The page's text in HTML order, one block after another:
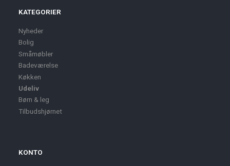
KATEGORIER
Nyheder
Bolig
Småmøbler
Badeværelse
Køkken
Udeliv
Børn & leg
Tilbudshjørnet
KONTO